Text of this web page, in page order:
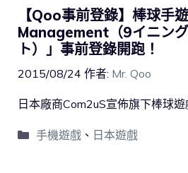
【Qoo事前登錄】棒球手
Management（9イニン
ト）」事前登錄開跑！
2015/08/24 作者: Mr. Qoo
日本廠商Com2uS宣佈旗下棒球
手機遊戲、 日本遊戲